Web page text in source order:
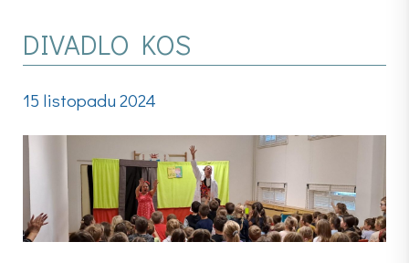
DIVADLO KOS
15 listopadu 2024